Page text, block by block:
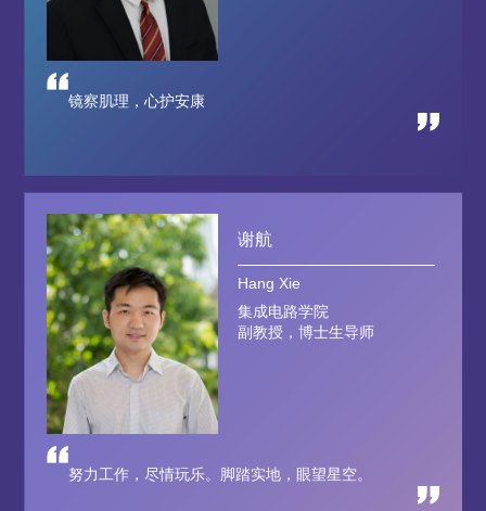
欢迎与我共同创造医学奇迹
宋婕
Jie Song
数字经济与管理学院
助理教授
博学笃志，切问近思